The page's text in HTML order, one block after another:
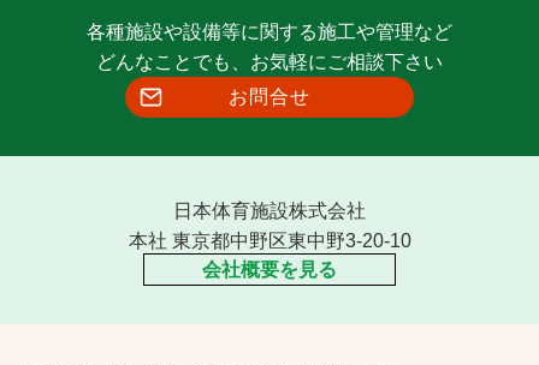
各種施設や設備等に関する施工や管理など
どんなことでも、お気軽にご相談下さい
お問合せ
日本体育施設株式会社
本社 東京都中野区東中野3-20-10
会社概要を見る